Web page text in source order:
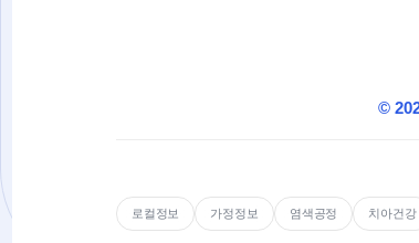
©
로컬정보 가정정보 염색공정 치아건강